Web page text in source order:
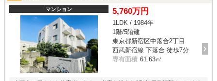
マンション 5,760万円
1LDK / 1984年
1階/5階建
東京都新宿区中落合2丁目
西武新宿線 下落合 徒歩7分
専有面積 61.63㎡